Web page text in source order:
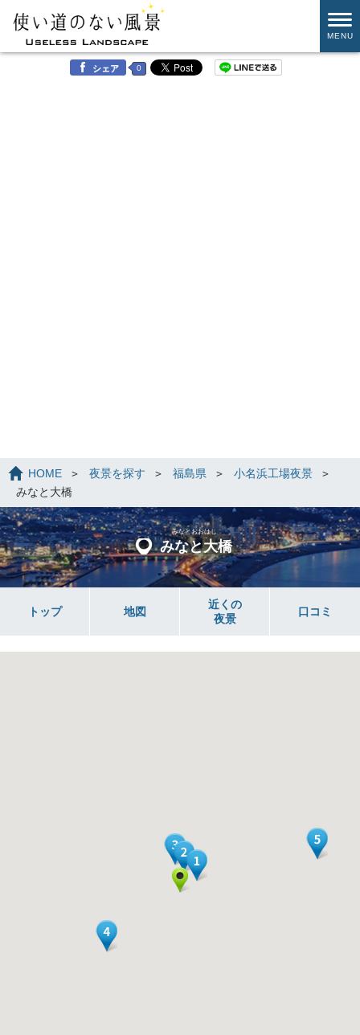
MENU
シェア 0
HOME 夜景を探す 福島県
小名浜工場夜景
みなと大橋
みなと大橋
みなとおおはし
トップ 地図
近くの
夜景
口コミ